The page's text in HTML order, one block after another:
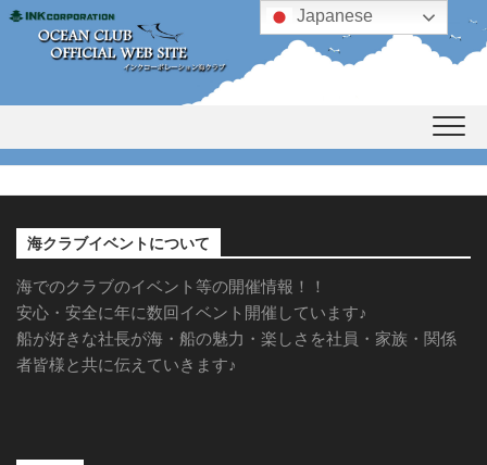
Skip
content
海クラブイベントについて
海でのクラブのイベント等の開催情報！！
安心・安全に年に数回イベント開催しています♪
船が好きな社長が海・船の魅力・楽しさを社員・家族・関係
者皆様と共に伝えていきます♪
Japanese